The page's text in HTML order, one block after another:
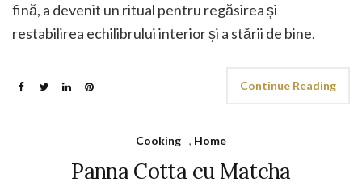
fină, a devenit un ritual pentru regăsirea și
restabilirea echilibrului interior și a stării de bine.
Continue Reading
Cooking , Home
Panna Cotta cu Matcha